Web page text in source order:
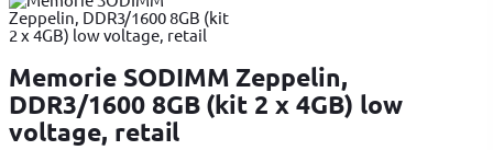
Memorie SODIMM Zeppelin,
DDR3/1600 8GB (kit 2 x 4GB) low
voltage, retail